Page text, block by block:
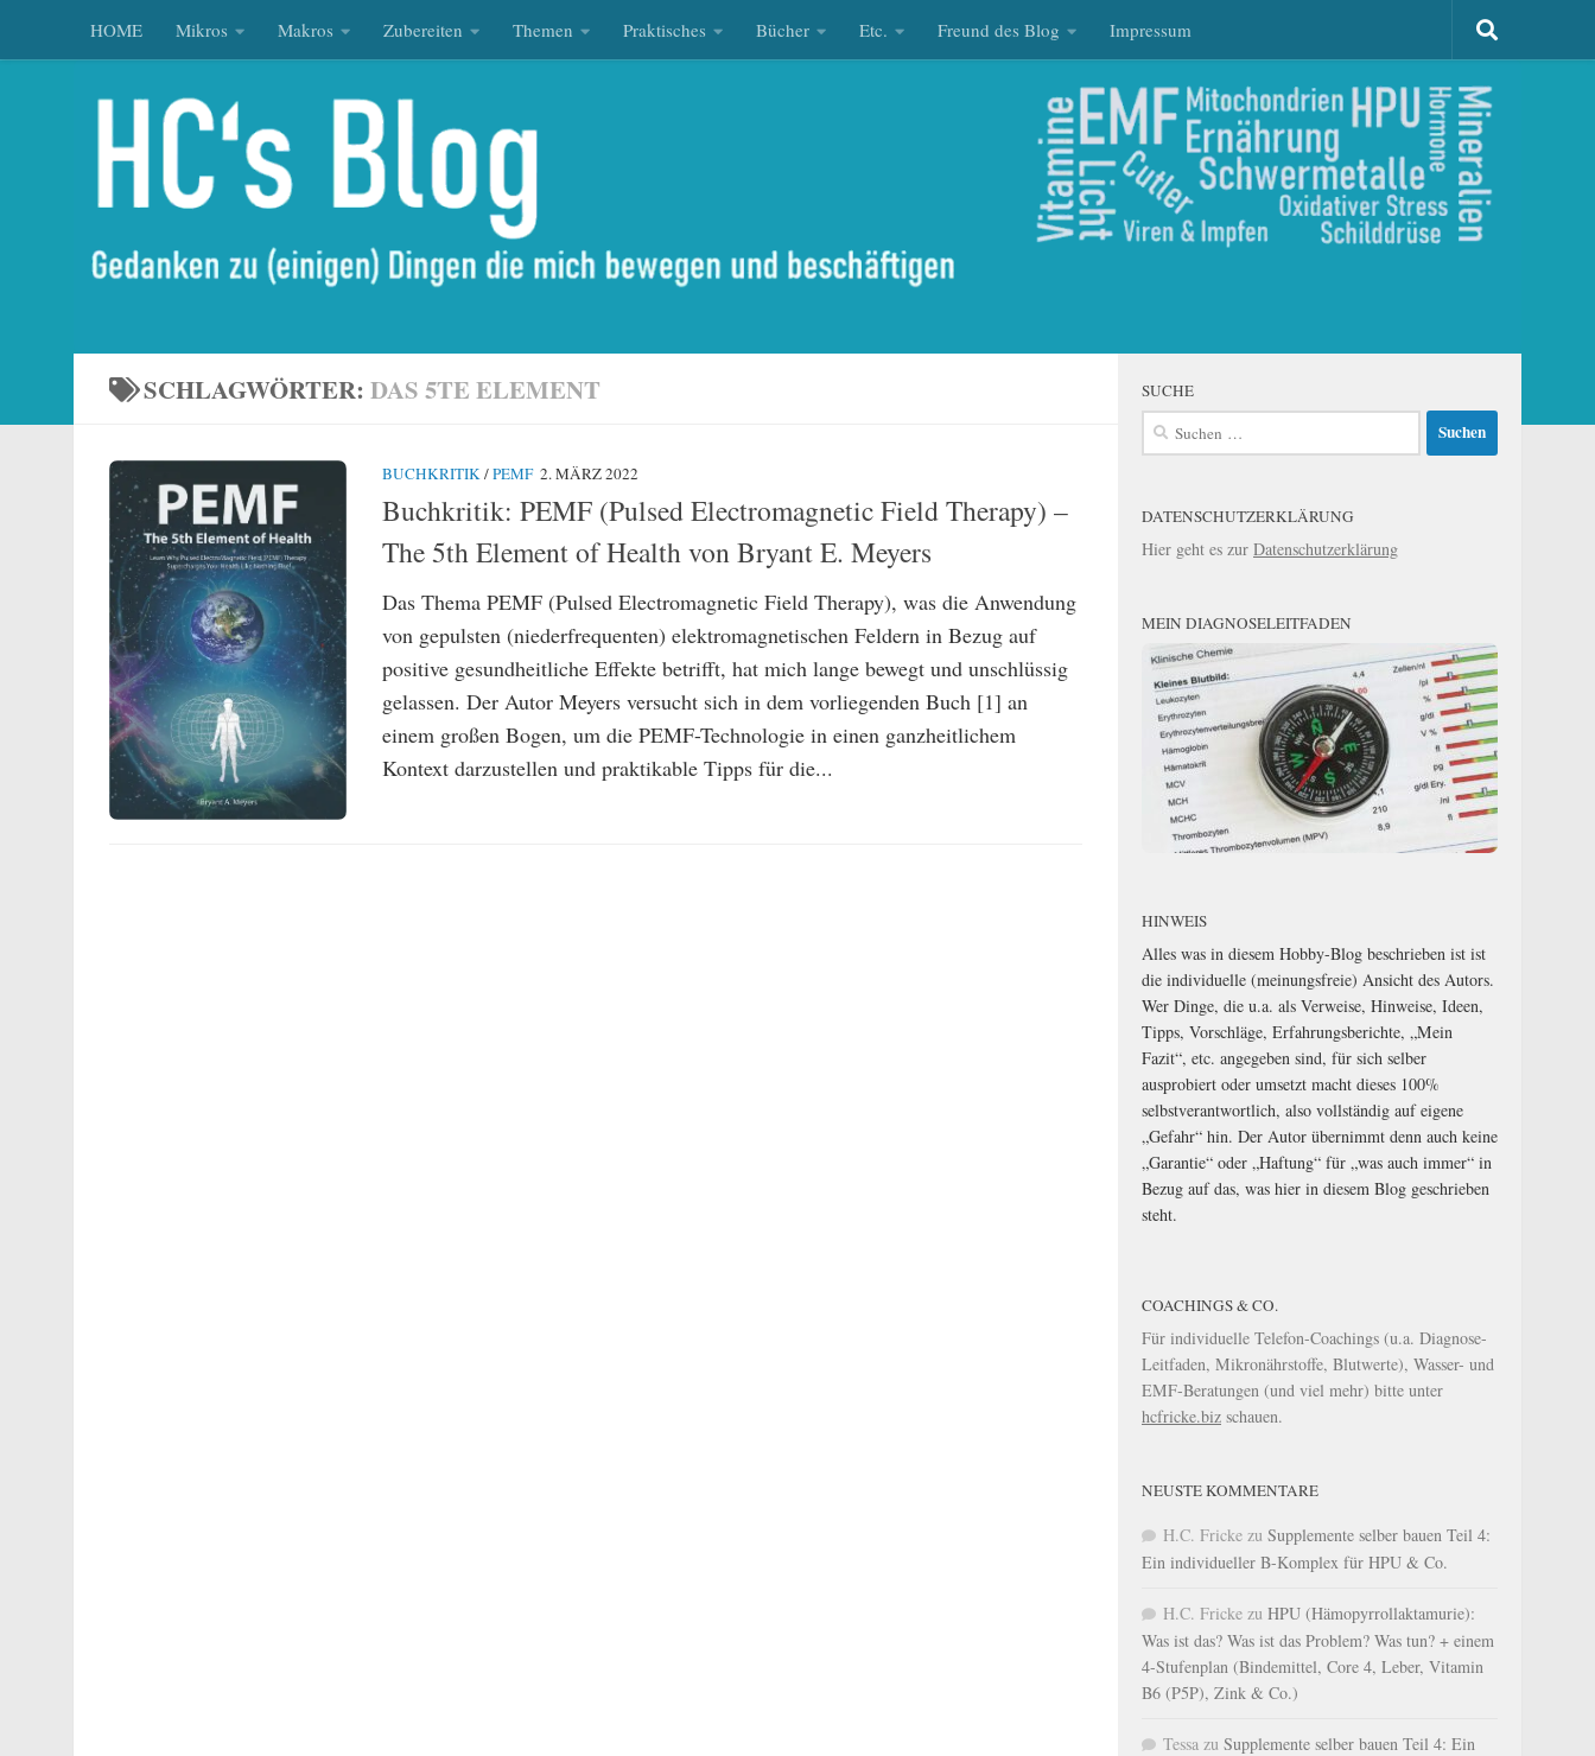
Zum Inhalt springen
HOME Mikros Makros Zubereiten Themen Praktisches Bücher Etc. Freund des Blog Impressum
SCHLAGWÖRTER: DAS 5TE ELEMENT
BUCHKRITIK /PEMF 2. MÄRZ 2022
Buchkritik: PEMF (Pulsed Electromagnetic Field Therapy) –
The 5th Element of Health von Bryant E. Meyers
Das Thema PEMF (Pulsed Electromagnetic Field Therapy), was die Anwendung
von gepulsten (niederfrequenten) elektromagnetischen Feldern in Bezug auf
positive gesundheitliche Effekte betrifft, hat mich lange bewegt und unschlüssig
gelassen. Der Autor Meyers versucht sich in dem vorliegenden Buch [1] an
einem großen Bogen, um die PEMF-Technologie in einen ganzheitlichem
Kontext darzustellen und praktikable Tipps für die...
SUCHE
Suchen
DATENSCHUTZERKLÄRUNG
Hier geht es zur Datenschutzerklärung
MEIN DIAGNOSELEITFADEN
HINWEIS
Alles was in diesem Hobby-Blog beschrieben ist ist
die individuelle (meinungsfreie) Ansicht des Autors.
Wer Dinge, die u.a. als Verweise, Hinweise, Ideen,
Tipps, Vorschläge, Erfahrungsberichte, „Mein
Fazit“, etc. angegeben sind, für sich selber
ausprobiert oder umsetzt macht dieses 100%
selbstverantwortlich, also vollständig auf eigene
„Gefahr“ hin. Der Autor übernimmt denn auch keine
„Garantie“ oder „Haftung“ für „was auch immer“ in
Bezug auf das, was hier in diesem Blog geschrieben
steht.
COACHINGS & CO.
Für individuelle Telefon-Coachings (u.a. Diagnose-
Leitfaden, Mikronährstoffe, Blutwerte), Wasser- und
EMF-Beratungen (und viel mehr) bitte unter
hcfricke.biz schauen.
NEUSTE KOMMENTARE
H.C. Fricke zu Supplemente selber bauen Teil 4:
Ein individueller B-Komplex für HPU & Co.
H.C. Fricke zu HPU (Hämopyrrollaktamurie):
Was ist das? Was ist das Problem? Was tun? + einem
4-Stufenplan (Bindemittel, Core 4, Leber, Vitamin
B6 (P5P), Zink & Co.)
Tessa zu Supplemente selber bauen Teil 4: Ein